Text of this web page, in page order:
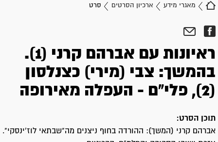
מאגרי מידע ארכיון הסרטים סרט
ראיונות עם אברהם קרני (1).
בהמשך: צבי (מירי) כצנלסון
(2), פלי"ם - העפלה מאירופה
תוכן הסרט:
אברהם קרני (המשך): ההורדה בחוף ניצנים מה"שבתאי לוז'ינסקי".